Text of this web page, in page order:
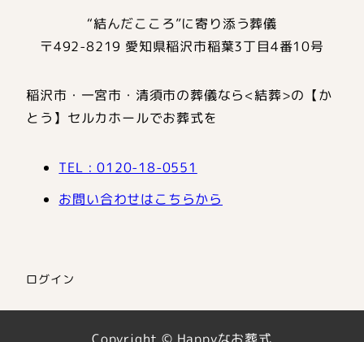
“結んだこころ”に寄り添う葬儀
〒492-8219 愛知県稲沢市稲葉3丁目4番10号
稲沢市・一宮市・清須市の葬儀なら<結葬>の【か
とう】セルカホールでお葬式を
TEL : 0120-18-0551
お問い合わせはこちらから
ログイン